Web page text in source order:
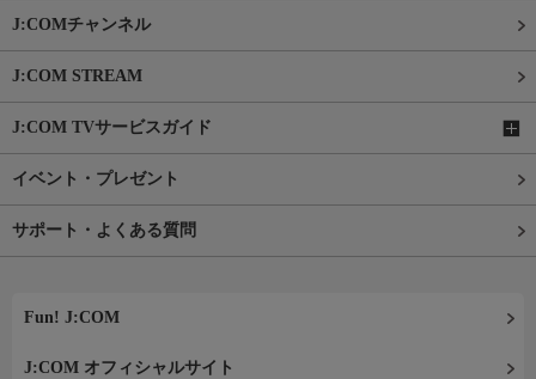
J:COMチャンネル
J:COM STREAM
J:COM TVサービスガイド
イベント・プレゼント
サポート・よくある質問
Fun! J:COM
J:COM オフィシャルサイト